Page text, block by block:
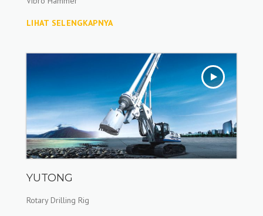
LIHAT SELENGKAPNYA
YUTONG
Rotary Drilling Rig